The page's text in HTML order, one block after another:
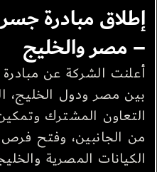
إطلاق مبادرة
– مصر والخليج
أعلنت الشركة عن
بين مصر ودول
التعاون المشترك
من الجانبين، وفتح
الكيانات المصرية